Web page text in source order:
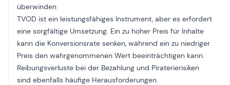
überwinden
TVOD ist ein leistungsfähiges Instrument, aber es erfordert
eine sorgfältige Umsetzung. Ein zu hoher Preis für Inhalte
kann die Konversionsrate senken, während ein zu niedriger
Preis den wahrgenommenen Wert beeinträchtigen kann.
Reibungsverluste bei der Bezahlung und Piraterierisiken
sind ebenfalls häufige Herausforderungen.